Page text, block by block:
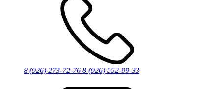
8 (926) 273-72-76 8 (926) 552-99-33